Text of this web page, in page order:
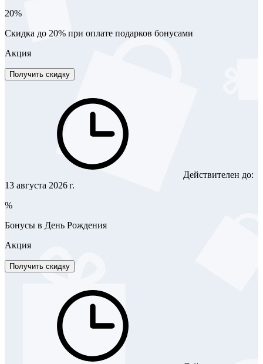
20%
Скидка до 20% при оплате подарков бонусами
Акция
Получить скидку
Действителен до:
13 августа 2026 г.
%
Бонусы в День Рождения
Акция
Получить скидку